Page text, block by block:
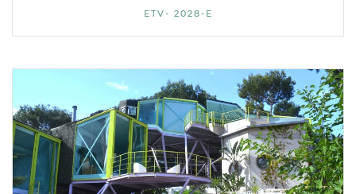
ETV- 2028-E